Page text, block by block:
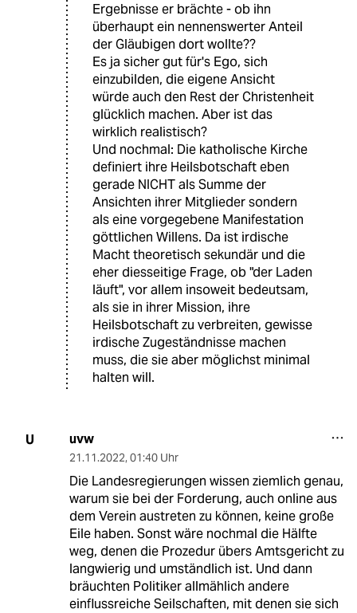
Ergebnisse er brächte - ob ihn
überhaupt ein nennenswerter Anteil
der Gläubigen dort wollte??
Es ja sicher gut für's Ego, sich
einzubilden, die eigene Ansicht
würde auch den Rest der Christenheit
glücklich machen. Aber ist das
wirklich realistisch?
Und nochmal: Die katholische Kirche
definiert ihre Heilsbotschaft eben
gerade NICHT als Summe der
Ansichten ihrer Mitglieder sondern
als eine vorgegebene Manifestation
göttlichen Willens. Da ist irdische
Macht theoretisch sekundär und die
eher diesseitige Frage, ob "der Laden
läuft", vor allem insoweit bedeutsam,
als sie in ihrer Mission, ihre
Heilsbotschaft zu verbreiten, gewisse
irdische Zugeständnisse machen
muss, die sie aber möglichst minimal
halten will.
U uvw
21.11.2022, 01:40 Uhr
Die Landesregierungen wissen ziemlich genau,
warum sie bei der Forderung, auch online aus
dem Verein austreten zu können, keine große
Eile haben. Sonst wäre nochmal die Hälfte
weg, denen die Prozedur übers Amtsgericht zu
langwierig und umständlich ist. Und dann
bräuchten Politiker allmählich andere
einflussreiche Seilschaften, mit denen sie sich